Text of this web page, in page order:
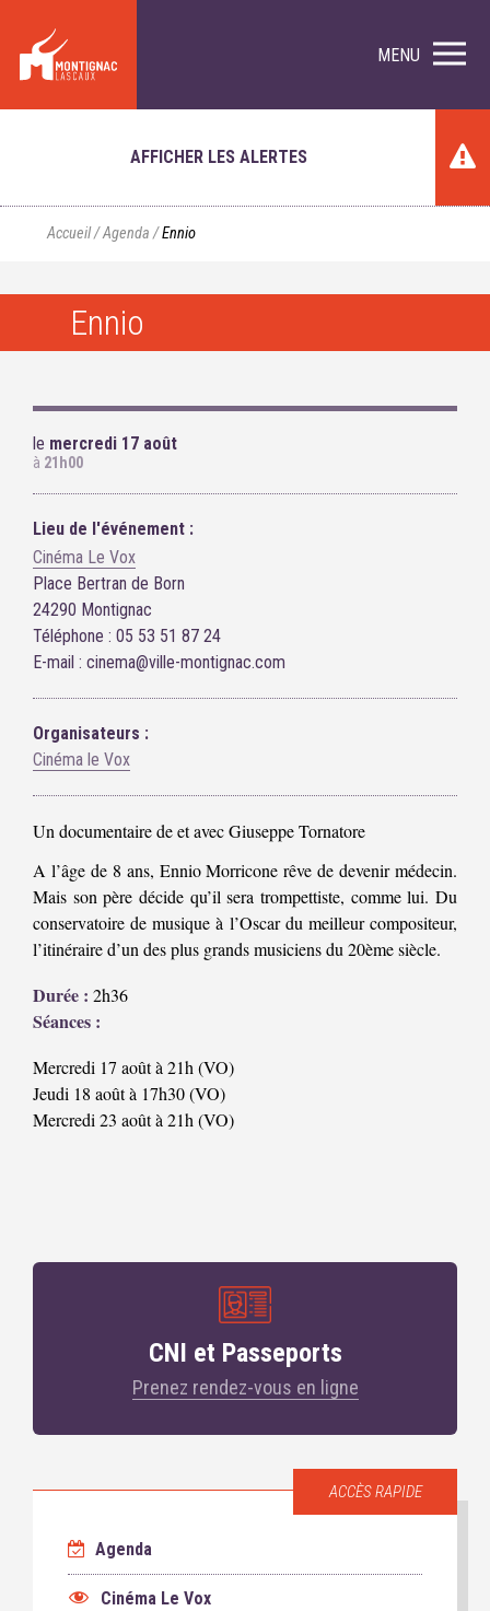
MENU
AFFICHER LES ALERTES
Accueil/Agenda /Ennio
Ennio
le mercredi 17 août
à 21h00
Lieu de l'événement :
Cinéma Le Vox
Place Bertran de Born
24290 Montignac
Téléphone : 05 53 51 87 24
E-mail : cinema@ville-montignac.com
Organisateurs :
Cinéma le Vox
Un documentaire de et avec Giuseppe Tornatore
A l’âge de 8 ans, Ennio Morricone rêve de devenir médecin.
Mais son père décide qu’il sera trompettiste, comme lui. Du
conservatoire de musique à l’Oscar du meilleur compositeur,
l’itinéraire d’un des plus grands musiciens du 20ème siècle.
Durée : 2h36
Séances :
Mercredi 17 août à 21h (VO)
Jeudi 18 août à 17h30 (VO)
Mercredi 23 août à 21h (VO)
CNI et Passeports
Prenez rendez-vous en ligne
ACCÈS RAPIDE
Agenda
Cinéma Le Vox